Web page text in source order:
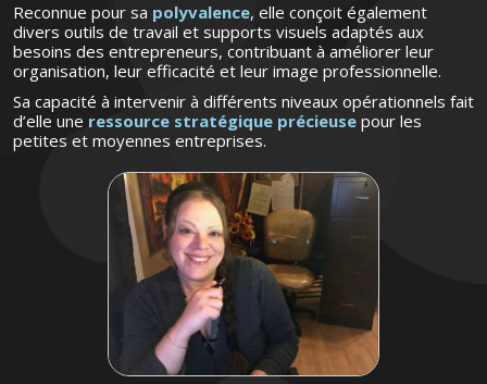
Reconnue pour sa polyvalence, elle conçoit également
divers outils de travail et supports visuels adaptés aux
besoins des entrepreneurs, contribuant à améliorer leur
organisation, leur efficacité et leur image professionnelle.
Sa capacité à intervenir à différents niveaux opérationnels fait
d’elle une ressource stratégique précieuse pour les
petites et moyennes entreprises.